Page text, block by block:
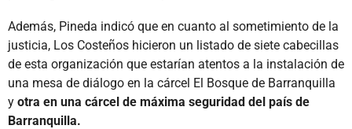
Además, Pineda indicó que en cuanto al sometimiento de la
justicia, Los Costeños hicieron un listado de siete cabecillas
de esta organización que estarían atentos a la instalación de
una mesa de diálogo en la cárcel El Bosque de Barranquilla
y otra en una cárcel de máxima seguridad del país de
Barranquilla.